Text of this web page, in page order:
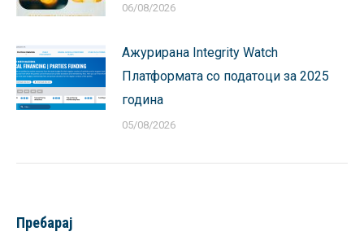
06/08/2026
Ажурирана Integrity Watch
Платформата со податоци за 2025
година
05/08/2026
Пребарај